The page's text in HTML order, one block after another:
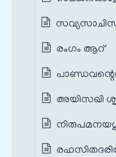
രംഗം ആറ്
അയിസഖി